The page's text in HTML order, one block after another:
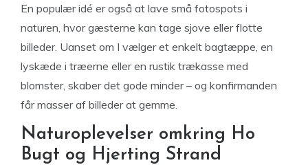
En populær idé er også at lave små fotospots i
naturen, hvor gæsterne kan tage sjove eller flotte
billeder. Uanset om I vælger et enkelt bagtæppe, en
lyskæde i træerne eller en rustik trækasse med
blomster, skaber det gode minder – og konfirmanden
får masser af billeder at gemme.
Naturoplevelser omkring Ho
Bugt og Hjerting Strand